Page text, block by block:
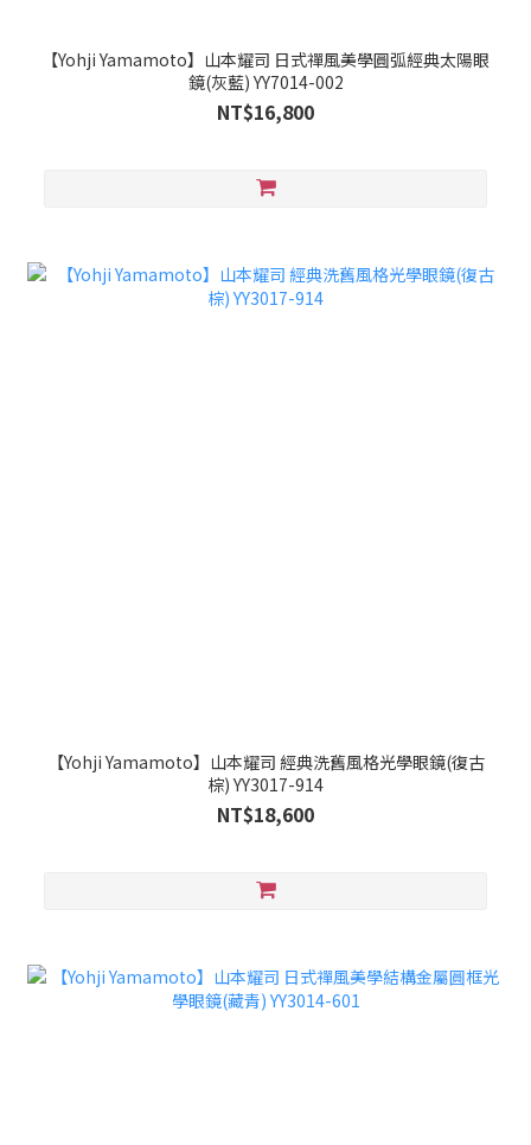
【Yohji Yamamoto】山本耀司 日式禪風美學圓弧經典太陽眼
鏡(灰藍) YY7014-002
NT$16,800
【Yohji Yamamoto】山本耀司 經典洗舊風格光學眼鏡(復古
棕) YY3017-914
NT$18,600